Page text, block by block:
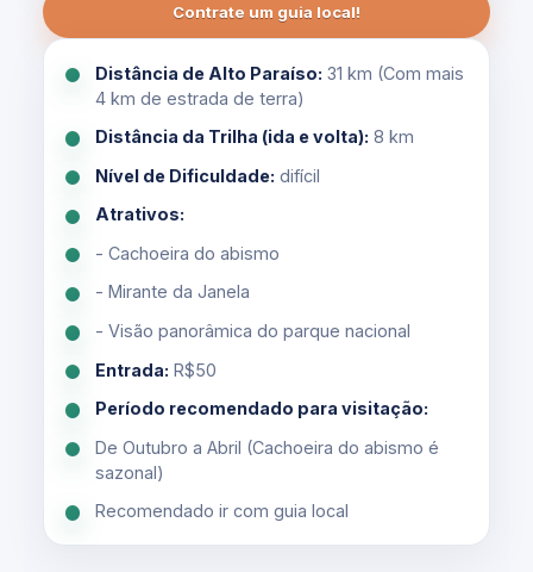
Contrate um guia local!
Distância de Alto Paraíso: 31 km (Com mais
4 km de estrada de terra)
Distância da Trilha (ida e volta): 8 km
Nível de Dificuldade: difícil
Atrativos:
- Cachoeira do abismo
- Mirante da Janela
- Visão panorâmica do parque nacional
Entrada: R$50
Período recomendado para visitação:
De Outubro a Abril (Cachoeira do abismo é
sazonal)
Recomendado ir com guia local